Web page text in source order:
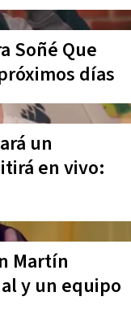
Soñé Que
días
un
en vivo:
Martín
y un equipo